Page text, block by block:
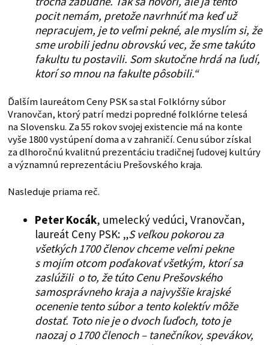
pocit nemám, pretože navrhnúť ma keď už
nepracujem, je to veľmi pekné, ale myslím si, že
sme urobili jednu obrovskú vec, že sme takúto
fakultu tu postavili. Som skutočne hrdá na ľudí,
ktorí so mnou na fakulte pôsobili.“
Ďalším laureátom Ceny PSK sa stal Folklórny súbor
Vranovčan, ktorý patrí medzi popredné folklórne telesá
na Slovensku. Za 55 rokov svojej existencie má na konte
vyše 1800 vystúpení doma a v zahraničí. Cenu súbor získal
za dlhoročnú kvalitnú prezentáciu tradičnej ľudovej kultúry
a významnú reprezentáciu Prešovského kraja.
Nasleduje priama reč.
Peter Kocák, umelecký vedúci, Vranovčan,
laureát Ceny PSK: „S veľkou pokorou za
všetkých 1700 členov chceme veľmi pekne
s mojím otcom poďakovať všetkým, ktorí sa
zaslúžili o to, že túto Cenu Prešovského
samosprávneho kraja a najvyššie krajské
ocenenie tento súbor a tento kolektív môže
dostať. Toto nie je o dvoch ľuďoch, toto je
naozaj o 1700 členoch – tanečníkov, spevákov,